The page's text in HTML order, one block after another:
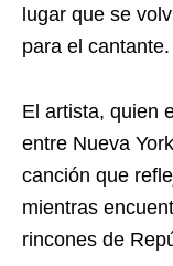
lugar que se
para el cantante.
El artista, quien
entre Nueva
canción que
mientras
rincones de